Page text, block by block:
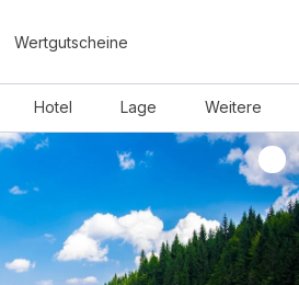
Wertgutscheine
Hotel Lage Weitere